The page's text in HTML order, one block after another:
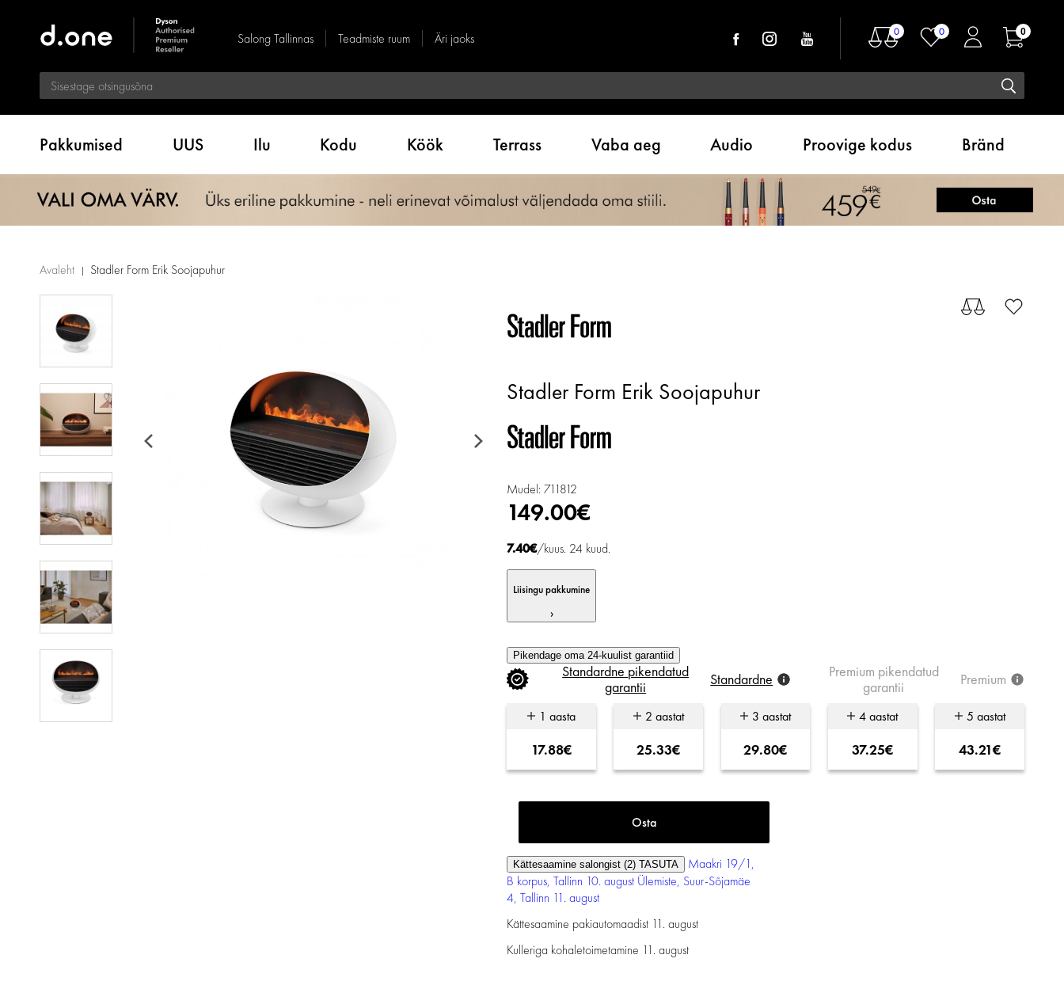
Salong Tallinnas Teadmiste ruum Äri jaoks 0 0 0
Pakkumised UUS Ilu Kodu Köök Terrass Vaba aeg Audio Proovige kodus Bränd
Avaleht Stadler Form Erik Soojapuhur
Stadler Form Erik Soojapuhur
Mudel: 711812
149.00€
7.40€/kuus. 24 kuud.
Liisingu pakkumine
›
Pikendage oma 24-kuulist garantiid
Standardne pikendatud
garantii
Standardne Premium pikendatud
garantii
Premium
1 aasta
17.88€
2 aastat
25.33€
3 aastat
29.80€
4 aastat
37.25€
5 aastat
43.21€
Kättesaamine salongist (2) TASUTA
Maakri 19/1,
B korpus, Tallinn 10. august Ülemiste, Suur-Sõjamäe
4, Tallinn 11. august
Kättesaamine pakiautomaadist 11. august
Kulleriga kohaletoimetamine 11. august